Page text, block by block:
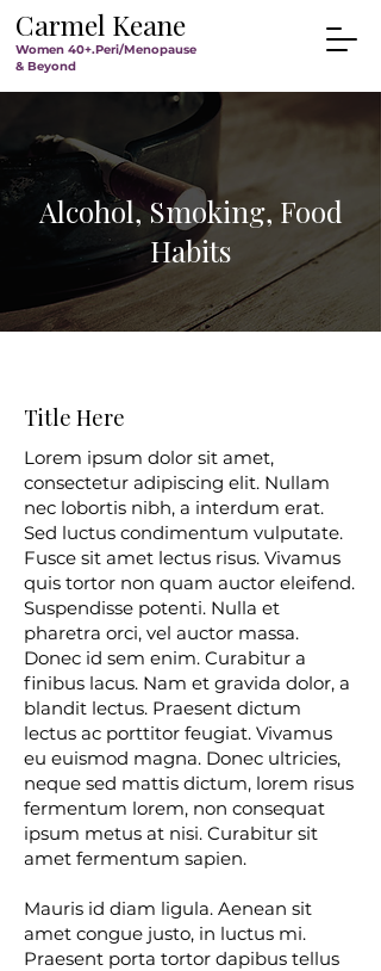
Carmel Keane
Women 40+.Peri/Menopause
& Beyond
Alcohol, Smoking, Food
Habits
Title Here
Lorem ipsum dolor sit amet,
consectetur adipiscing elit. Nullam
nec lobortis nibh, a interdum erat.
Sed luctus condimentum vulputate.
Fusce sit amet lectus risus. Vivamus
quis tortor non quam auctor eleifend.
Suspendisse potenti. Nulla et
pharetra orci, vel auctor massa.
Donec id sem enim. Curabitur a
finibus lacus. Nam et gravida dolor, a
blandit lectus. Praesent dictum
lectus ac porttitor feugiat. Vivamus
eu euismod magna. Donec ultricies,
neque sed mattis dictum, lorem risus
fermentum lorem, non consequat
ipsum metus at nisi. Curabitur sit
amet fermentum sapien.
Mauris id diam ligula. Aenean sit
amet congue justo, in luctus mi.
Praesent porta tortor dapibus tellus